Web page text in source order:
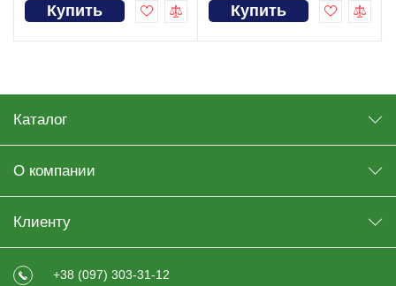
Купить Купить
Каталог
О компании
Клиенту
+38 (097) 303-31-12